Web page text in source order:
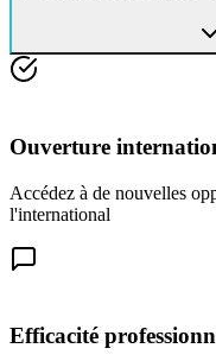
Ouverture
Accédez à de nouvelles
l'international
Efficacité